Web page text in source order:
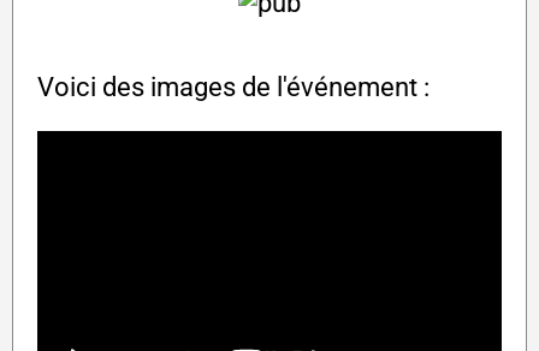
Voici des images de l'événement :